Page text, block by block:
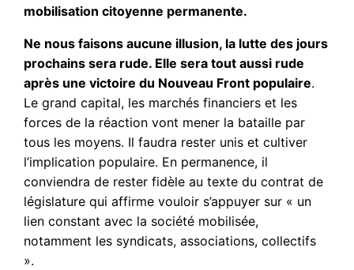
mobilisation citoyenne permanente.
Ne nous faisons aucune illusion, la lutte des jours
prochains sera rude. Elle sera tout aussi rude
après une victoire du Nouveau Front populaire.
Le grand capital, les marchés financiers et les
forces de la réaction vont mener la bataille par
tous les moyens. Il faudra rester unis et cultiver
l’implication populaire. En permanence, il
conviendra de rester fidèle au texte du contrat de
législature qui affirme vouloir s’appuyer sur « un
lien constant avec la société mobilisée,
notamment les syndicats, associations, collectifs
».